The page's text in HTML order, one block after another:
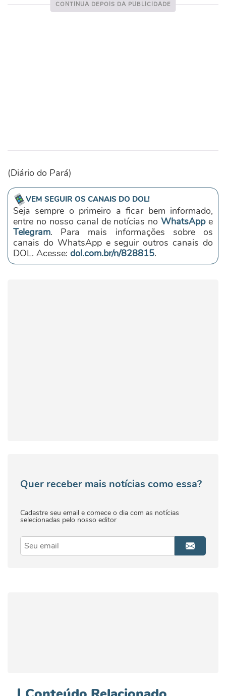
(Diário do Pará)
VEM SEGUIR OS CANAIS DO DOL!
Seja sempre o primeiro a ficar bem informado,
entre no nosso canal de notícias noWhatsAppe
Telegram. Para mais informações sobre os
canais do WhatsApp e seguir outros canais do
DOL. Acesse: dol.com.br/n/828815.
Quer receber mais notícias como essa?
Cadastre seu email e comece o dia com as notícias
selecionadas pelo nosso editor